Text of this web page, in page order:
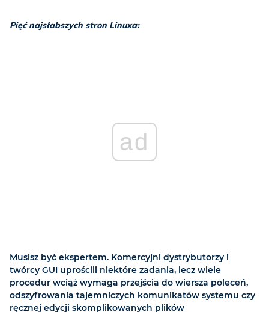
Pięć najsłabszych stron Linuxa:
ad
Musisz być ekspertem. Komercyjni dystrybutorzy i
twórcy GUI uprościli niektóre zadania, lecz wiele
procedur wciąż wymaga przejścia do wiersza poleceń,
odszyfrowania tajemniczych komunikatów systemu czy
ręcznej edycji skomplikowanych plików